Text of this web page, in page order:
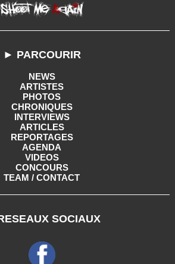
► PARCOURIR
NEWS
ARTISTES
PHOTOS
CHRONIQUES
INTERVIEWS
ARTICLES
REPORTAGES
AGENDA
VIDEOS
CONCOURS
TEAM / CONTACT
SOCIAUX